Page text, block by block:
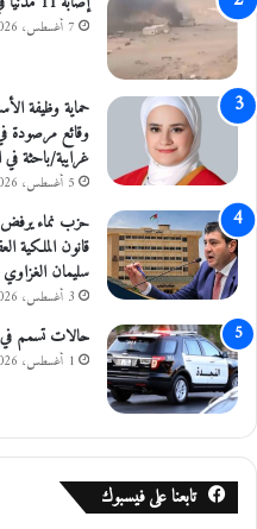
7 أغسطس، 2026
حماية وظيفة
غرايبة/باحثة في
5 أغسطس، 2026
حزب نماء
قانون الملكية
سليمان الغزاوي
3 أغسطس، 2026
حالات تسمم في
1 أغسطس، 2026
تابعنا على فيسبوك